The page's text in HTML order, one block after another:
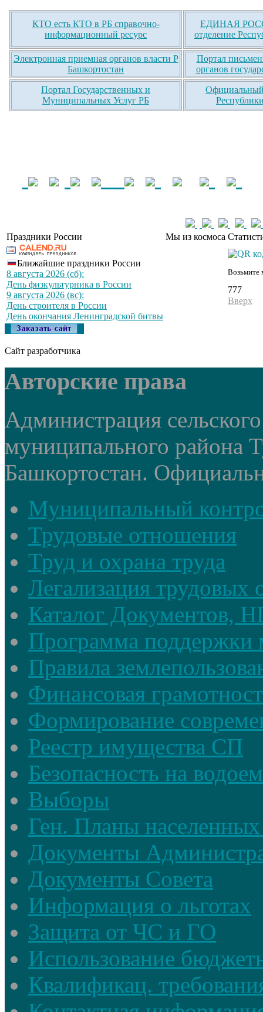
КТО есть КТО в РБ справочно-
информационный ресурс
ЕДИНАЯ
отделение
Электронная приемная органов власти Р
Башкортостан
Портал
органов
Портал Государственных и
Муниципальных Услуг РБ
Официальный
Праздники России Мы из космоса
Ближайшие праздники России
8 августа 2026 (сб):
День физкультурника в России
9 августа 2026 (вс):
День строителя в России
День окончания Ленинградской битвы
Возьмите
777
Вверх
Сайт разработчика
Авторские права
Администрация
муниципального района
Башкортостан.
Муниципальный
Трудовые отношения
Труд и охрана труда
Легализация трудовых
Каталог Документов,
Программа поддержки
Правила
Финансовая
Формирование
Реестр имущества СП
Безопасность на
Выборы
Ген. Планы
Документы
Документы Совета
Информация о льготах
Защита от ЧС и ГО
Использование
Квалификац.